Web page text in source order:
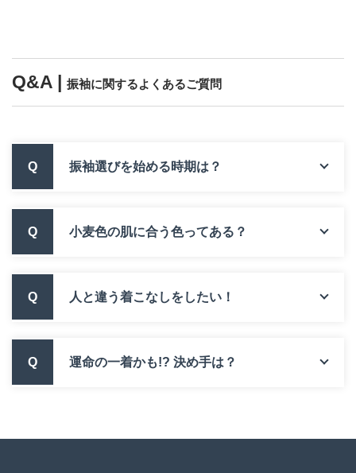
Q&A | 振袖に関するよくあるご質問
Q 振袖選びを始める時期は？
Q 小麦色の肌に合う色ってある？
Q 人と違う着こなしをしたい！
Q 運命の一着かも!? 決め手は？